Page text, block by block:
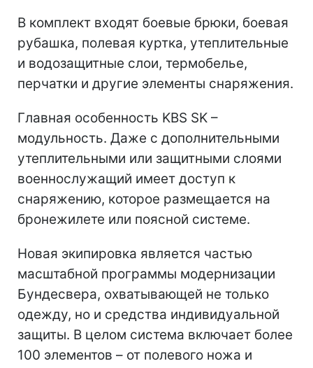
В комплект входят боевые брюки, боевая
рубашка, полевая куртка, утеплительные
и водозащитные слои, термобелье,
перчатки и другие элементы снаряжения.
Главная особенность KBS SK –
модульность. Даже с дополнительными
утеплительными или защитными слоями
военнослужащий имеет доступ к
снаряжению, которое размещается на
бронежилете или поясной системе.
Новая экипировка является частью
масштабной программы модернизации
Бундесвера, охватывающей не только
одежду, но и средства индивидуальной
защиты. В целом система включает более
100 элементов – от полевого ножа и